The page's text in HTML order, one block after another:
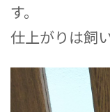
す。
仕上がりは飼